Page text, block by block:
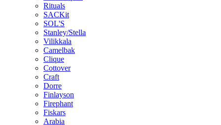
Rituals
SACKit
SOL'S
Stanley/Stella
Vilikkala
Camelbak
Clique
Cottover
Craft
Dorre
Finlayson
Firephant
Fiskars
Arabia